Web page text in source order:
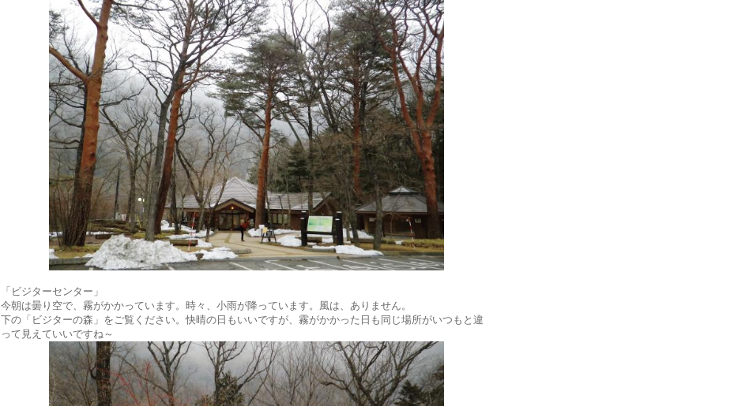
「ビジターセンター」
今朝は曇り空で、霧がかかっています。時々、小雨が降っています。風は、ありません。
下の「ビジターの森」をご覧ください。快晴の日もいいですが、霧がかかった日も同じ場所がいつもと違
って見えていいですね～